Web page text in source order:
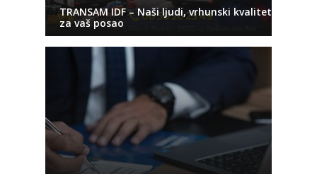
TRANSAM IDF – Naši ljudi, vrhunski kvalitet
za vaš posao